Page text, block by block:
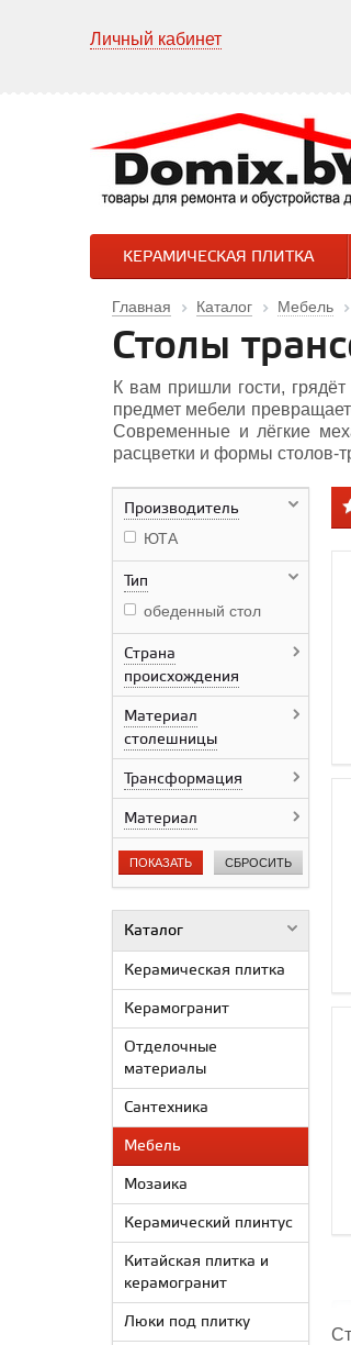
Личный кабинет
КЕРАМИЧЕСКАЯ ПЛИТКА
Главная Каталог Мебель
Столы
К вам пришли гости,
предмет мебели
Современные и лёгкие
расцветки и формы столов-
Производитель
ЮТА
Тип
обеденный стол
Страна
происхождения
Материал
столешницы
Трансформация
Материал
ПОКАЗАТЬ СБРОСИТЬ
Каталог
Керамическая плитка
Керамогранит
Отделочные
материалы
Сантехника
Мебель
Мозаика
Керамический плинтус
Китайская плитка и
керамогранит
Люки под плитку